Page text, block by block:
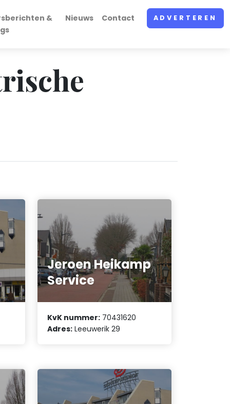
&
Nieuws Contact ADVERTEREN
Jeroen Heikamp
Service
KvK nummer: 70431620
Adres: Leeuwerik 29